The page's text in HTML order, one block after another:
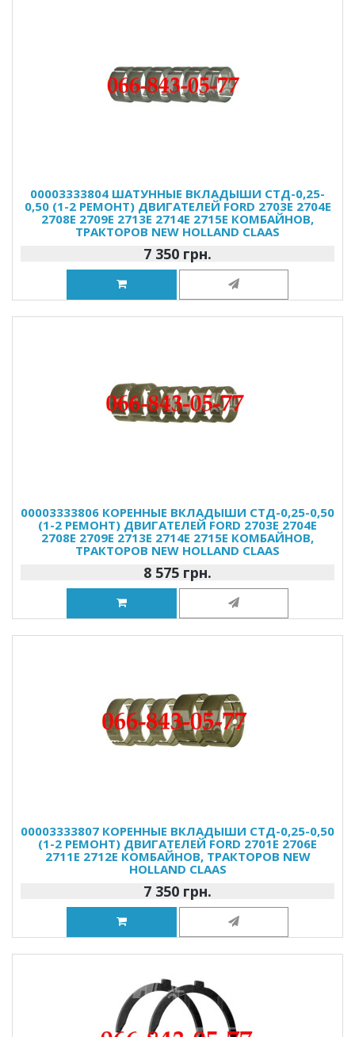
00003333804 ШАТУННЫЕ ВКЛАДЫШИ СТД-0,25-
0,50 (1-2 РЕМОНТ) ДВИГАТЕЛЕЙ FORD 2703E 2704E
2708E 2709E 2713E 2714E 2715E КОМБАЙНОВ,
ТРАКТОРОВ NEW HOLLAND CLAAS
7 350 грн.
00003333806 КОРЕННЫЕ ВКЛАДЫШИ СТД-0,25-0,50
(1-2 РЕМОНТ) ДВИГАТЕЛЕЙ FORD 2703E 2704E
2708E 2709E 2713E 2714E 2715E КОМБАЙНОВ,
ТРАКТОРОВ NEW HOLLAND CLAAS
8 575 грн.
00003333807 КОРЕННЫЕ ВКЛАДЫШИ СТД-0,25-0,50
(1-2 РЕМОНТ) ДВИГАТЕЛЕЙ FORD 2701E 2706E
2711E 2712E КОМБАЙНОВ, ТРАКТОРОВ NEW
HOLLAND CLAAS
7 350 грн.